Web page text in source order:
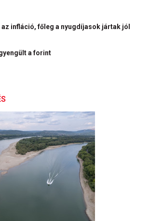
infláció, főleg a nyugdíjasok jártak jól
a forint